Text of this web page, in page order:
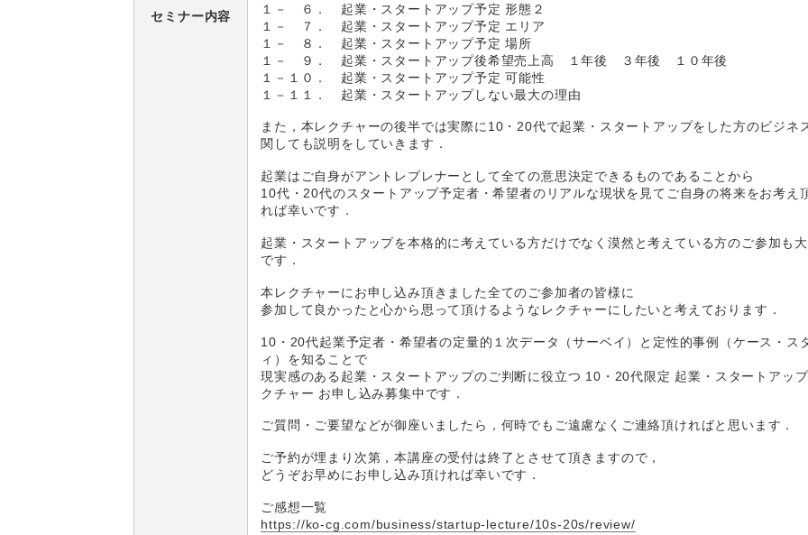
セミナー内容
１－ ６． 起業・スタートアップ予定 形態２
１－ ７． 起業・スタートアップ予定 エリア
１－ ８． 起業・スタートアップ予定 場所
１－ ９． 起業・スタートアップ後希望売上高 １年後 ３年後 １０年後
１－１０． 起業・スタートアップ予定 可能性
１－１１． 起業・スタートアップしない最大の理由
また，本レクチャーの後半では実際に10・20代で起業・スタートアップをした方のビジネ
関しても説明をしていきます．
起業はご自身がアントレプレナーとして全ての意思決定できるものであることから
10代・20代のスタートアップ予定者・希望者のリアルな現状を見てご自身の将来をお考え
れば幸いです．
起業・スタートアップを本格的に考えている方だけでなく漠然と考えている方のご参加も
です．
本レクチャーにお申し込み頂きました全てのご参加者の皆様に
参加して良かったと心から思って頂けるようなレクチャーにしたいと考えております．
10・20代起業予定者・希望者の定量的１次データ（サーベイ）と定性的事例（ケース・ス
ィ）を知ることで
現実感のある起業・スタートアップのご判断に役立つ 10・20代限定 起業・スタートアッ
クチャー お申し込み募集中です．
ご質問・ご要望などが御座いましたら，何時でもご遠慮なくご連絡頂ければと思います．
ご予約が埋まり次第，本講座の受付は終了とさせて頂きますので，
どうぞお早めにお申し込み頂ければ幸いです．
ご感想一覧
https://ko-cg.com/business/startup-lecture/10s-20s/review/